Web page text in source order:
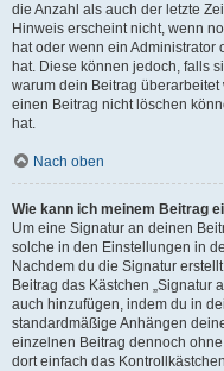
die Anzahl als auch der letzte
Hinweis erscheint nicht, wenn
hat oder wenn ein
hat. Diese können jedoch, falls
warum dein Beitrag
einen Beitrag nicht löschen
hat.
Nach oben
Wie kann ich meinem Beitrag
Um eine Signatur an deinen
solche in den Einstellungen in
Nachdem du die Signatur
Beitrag das Kästchen „Signatur
auch hinzufügen, indem du in
standardmäßige Anhängen
einzelnen Beitrag dennoch
dort einfach das